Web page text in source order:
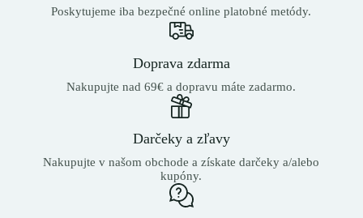
Poskytujeme iba bezpečné online platobné metódy.
Doprava zdarma
Nakupujte nad 69€ a dopravu máte zadarmo.
Darčeky a zľavy
Nakupujte v našom obchode a získate darčeky a/alebo
kupóny.